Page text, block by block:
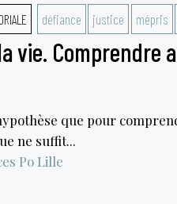
défiance justice mépris
vie. Comprendre
que pour
ne suffit...
Po Lille